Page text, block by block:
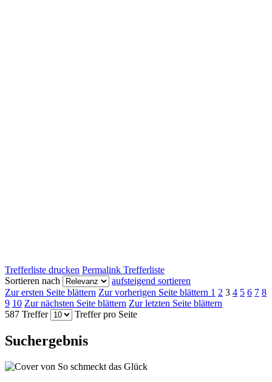
Trefferliste drucken Permalink Trefferliste
Sortieren nach
aufsteigend sortieren
Zur ersten Seite blättern Zur vorherigen Seite blättern 1 2 3 4 5 6 7 8
9 10 Zur nächsten Seite blättern Zur letzten Seite blättern
587 Treffer
Treffer pro Seite
Suchergebnis